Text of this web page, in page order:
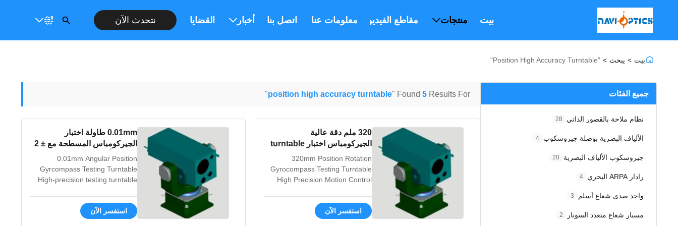
بيت منتجات مقاطع الفيديو معلومات عنا اتصل بنا أخبار القضايا نتحدث الآن
بيت > يبحث >
"position High Accuracy Turntable"
جميع الفئات
نظام ملاحة بالقصور الذاتي 28
الألياف البصرية بوصلة جيروسكوب 4
جيروسكوب الألياف البصرية 20
رادار ARPA البحري 4
واحد صدى شعاع أسلم 3
مسبار شعاع متعدد السونار 2
Found 5 Results For "
position high accuracy turntable
"
320 ملم دقة عالية
الجيركومباس اختبار turntable
مع RS232 RS422 واجهة
إيثيرنت
320mm Position Rotation
Gyrocompass Testing Turntable
High Precision Motion Control
turntable provides exceptional
استفسر الآن
0.01mm طاولة اختبار
الجيركومباس المسطحة مع ± 2
"دقة التأرجح و ± 3 "دقة الموقف
الزاوي
0.01mm Angular Position
Gyrcompass Testing Turntable
High-precision testing turntable
offering cost-effective
استفسر الآن